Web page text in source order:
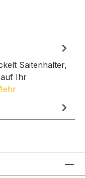
Saitenhalter,
Ihr